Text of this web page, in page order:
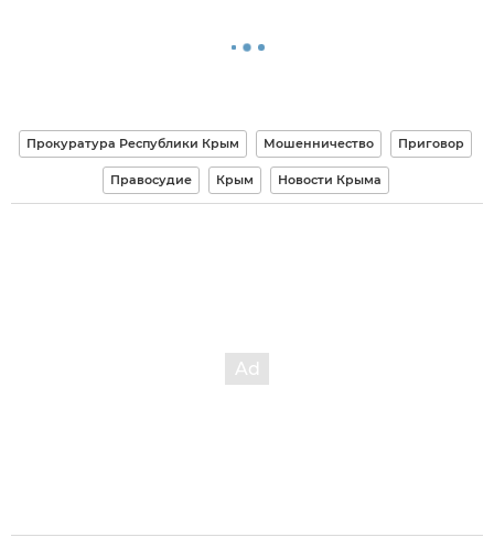
Прокуратура Республики Крым Мошенничество Приговор
Правосудие Крым Новости Крыма